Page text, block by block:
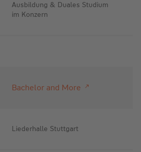
Ausbildung & Duales Studium
im Konzern
Bachelor and More
Liederhalle Stuttgart